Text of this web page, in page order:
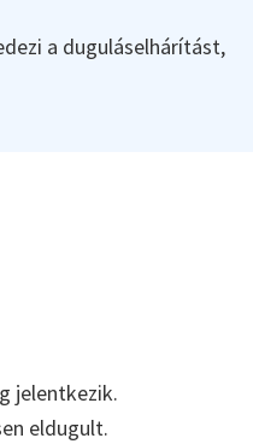
a duguláselhárítást,
jelentkezik.
eldugult.